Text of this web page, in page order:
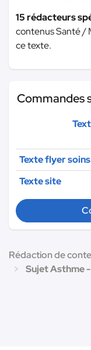
15 rédacteurs
contenus Santé /
ce texte.
Commandes
Texte flyer
Texte site
Rédaction de
Sujet Asthme